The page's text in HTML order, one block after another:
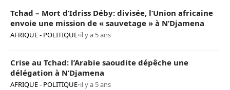
Tchad – Mort d’Idriss Déby: divisée, l’Union africaine
envoie une mission de « sauvetage » à N’Djamena
AFRIQUE - POLITIQUE•il y a 5 ans
Crise au Tchad: l’Arabie saoudite dépêche une
délégation à N’Djamena
AFRIQUE - POLITIQUE•il y a 5 ans